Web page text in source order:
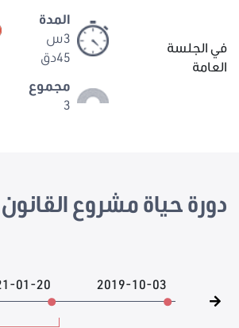
في الجلسة
العامة
المدة
3س
45دق
مجموع
3
دورة حياة مشروع القانون
2019-10-03
01-20